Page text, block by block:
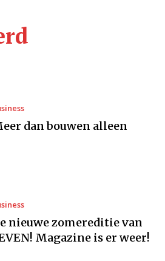
dan bouwen alleen
nieuwe zomereditie van
Magazine is er weer!